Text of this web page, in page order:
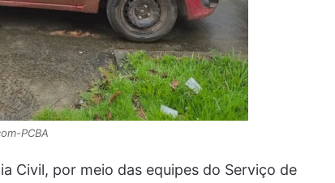
PCBA
Civil, por meio das equipes do Serviço de